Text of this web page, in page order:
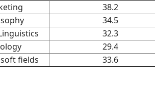
38.2
34.5
32.3
29.4
fields
33.6